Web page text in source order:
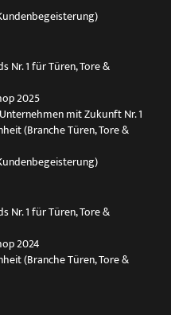
Nr. 1 für Türen, Tore &
2025
mit Zukunft Nr. 1
(Branche Türen, Tore &
Nr. 1 für Türen, Tore &
2024
(Branche Türen, Tore &